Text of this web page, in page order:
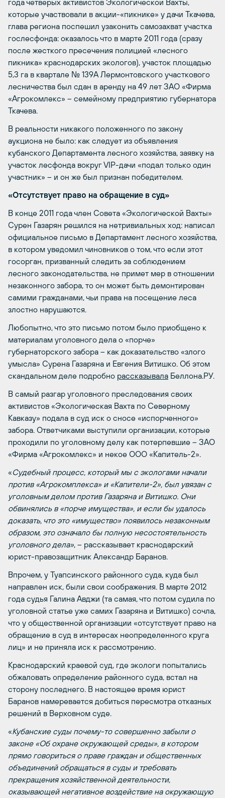
года четверых активистов Экологической Вахты,
которые участвовали в акции-«пикнике» у дачи Ткачева,
глава региона поспешил узаконить самозахват участка
гослесфонда: оказалось что в марте 2011 года (сразу
после жесткого пресечения полицией «лесного
пикника» краснодарских экологов), участок площадью
5,3 га в квартале № 139А Лермонтовского участкового
лесничества был сдан в аренду на 49 лет ЗАО «Фирма
«Агрокомлекс» – семейному предприятию губернатора
Ткачева.
В реальности никакого положенного по закону
аукциона не было: как следует из объявления
кубанского Департамента лесного хозяйства, заявку на
участок лесфонда вокруг VIP-дачи «подал только один
участник» – и он же был признан победителем.
«Отсутствует право на обращение в суд»
В конце 2011 года член Совета «Экологической Вахты»
Сурен Газарян решился на нетривиальных ход: написал
официальное письмо в Департамент лесного хозяйства,
в котором уведомил чиновников о том, что если этот
госорган, призванный следить за соблюдением
лесного законодательства, не примет мер в отношении
незаконного забора, то он может быть демонтирован
самими гражданами, чьи права на посещение леса
злостно нарушаются.
Любопытно, что это письмо потом было приобщено к
материалам уголовного дела о «порче»
губернаторского забора – как доказательство «злого
умысла» Сурена Газаряна и Евгения Витишко. Об этом
скандальном деле подробно рассказывала Беллона.PУ.
В самый разгар уголовного преследования своих
активистов «Экологическая Вахта по Северному
Кавказу» подала в суд иск о сносе «испорченного»
забора. Ответчиками выступили организации, которые
проходили по уголовному делу как потерпевшие – ЗАО
«Фирма «Агрокомлекс» и некое ООО «Капитель-2».
«Судебный процесс, который мы с экологами начали
против «Агрокомплекса» и «Капители-2», был увязан с
уголовным делом против Газаряна и Витишко. Они
обвинялись в «порче имущества», и если бы удалось
доказать, что это «имущество» появилось незаконным
образом, это означало бы полную несостоятельность
уголовного дела», – рассказывает краснодарский
юрист-правозащитник Александр Баранов.
Впрочем, у Туапсинского районного суда, куда был
направлен иск, были свои соображения. В марте 2012
года судья Галина Авджи (та самая, что потом судила по
уголовной статье уже самих Газаряна и Витишко) сочла,
что у общественной организации «отсутствует право на
обращение в суд в интересах неопределенного круга
лиц» и не приняла иск к рассмотрению.
Краснодарский краевой суд, где экологи попытались
обжаловать определение районного суда, встал на
сторону последнего. В настоящее время юрист
Баранов намеревается добиться пересмотра отказных
решений в Верховном суде.
«Кубанские суды почему-то совершенно забыли о
законе «Об охране окружающей среды», в котором
прямо говориться о праве граждан и общественных
объединений обращаться в суды и требовать
прекращения хозяйственной деятельности,
оказывающей негативное воздействие на окружающую